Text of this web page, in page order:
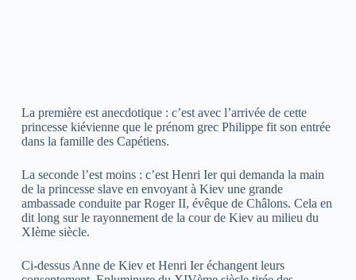
La première est anecdotique : c’est avec l’arrivée de cette
princesse kiévienne que le prénom grec Philippe fit son entrée
dans la famille des Capétiens.
La seconde l’est moins : c’est Henri Ier qui demanda la main
de la princesse slave en envoyant à Kiev une grande
ambassade conduite par Roger II, évêque de Châlons. Cela en
dit long sur le rayonnement de la cour de Kiev au milieu du
XIème siècle.
Ci-dessus Anne de Kiev et Henri Ier échangent leurs